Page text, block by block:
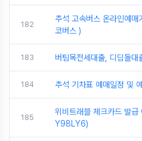
182
추석 고속버스 온라인예매
코버스 )
183 버팀목전세대출, 디딤돌
184 추석 기차표 예매일정 및
185
위비트래블 체크카드 발급
Y98LY6)